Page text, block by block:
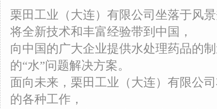
栗田工业（大连）有限公司坐落于风
将全新技术和丰富经验带到中国，
向中国的广大企业提供水处理药品的
的“水”问题解决方案。
面向未来，栗田工业（大连）有限公
的各种工作，